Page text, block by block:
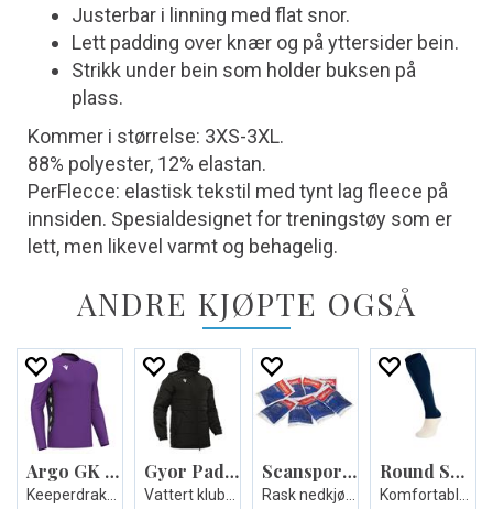
Justerbar i linning med flat snor.
Lett padding over knær og på yttersider bein.
Strikk under bein som holder buksen på
plass.
Kommer i størrelse: 3XS-3XL.
88% polyester, 12% elastan.
PerFlecce: elastisk tekstil med tynt lag fleece på
innsiden. Spesialdesignet for treningstøy som er
lett, men likevel varmt og behagelig.
ANDRE KJØPTE OGSÅ
Argo GK shirt Gyor Padded Jacket Scansport Isposer 24 stk. Round Socks Evo